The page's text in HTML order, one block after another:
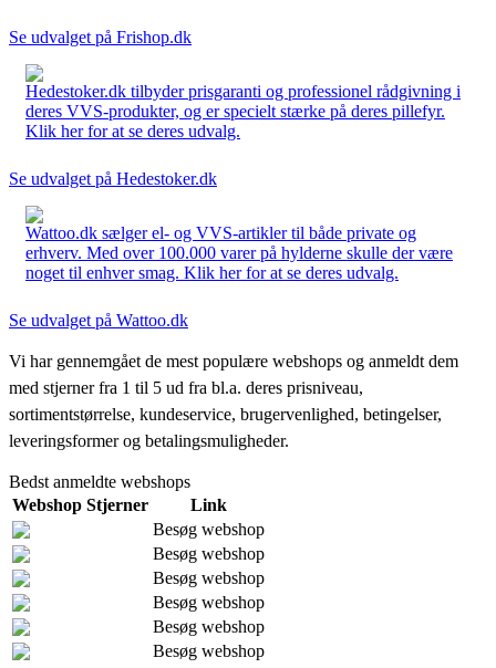
Se udvalget på Frishop.dk
Hedestoker.dk tilbyder prisgaranti og professionel rådgivning i
deres VVS-produkter, og er specielt stærke på deres pillefyr.
Klik her for at se deres udvalg.
Se udvalget på Hedestoker.dk
Wattoo.dk sælger el- og VVS-artikler til både private og
erhverv. Med over 100.000 varer på hylderne skulle der være
noget til enhver smag. Klik her for at se deres udvalg.
Se udvalget på Wattoo.dk
Vi har gennemgået de mest populære webshops og anmeldt dem
med stjerner fra 1 til 5 ud fra bl.a. deres prisniveau,
sortimentstørrelse, kundeservice, brugervenlighed, betingelser,
leveringsformer og betalingsmuligheder.
Bedst anmeldte webshops
Webshop Stjerner
Link
Besøg webshop
Besøg webshop
Besøg webshop
Besøg webshop
Besøg webshop
Besøg webshop